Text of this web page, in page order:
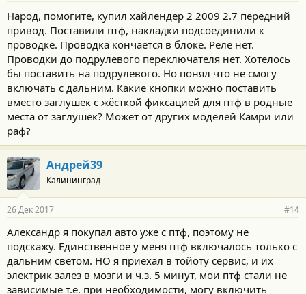
Народ, помогите, купил хайлендер 2 2009 2.7 передний
привод. Поставили птф, накладки подсоединили к
проводке. Проводка кончается в блоке. Реле нет.
Проводки до подрулевого переключателя нет. Хотелось
бы поставить на подрулевого. Но понял что не смогу
включать с дальним. Какие кнопки можно поставить
вместо заглушек с жёсткой фиксацией для птф в родные
места от заглушек? Может от других моделей Камри или
раф?
Андрей39
Калининград
26 Дек 2017 #14
Александр я покупал авто уже с птф, поэтому не
подскажу. Единственное у меня птф включалось только с
дальним светом. НО я приехал в тойоту сервис, и их
электрик залез в мозги и ч.з. 5 минут, мои птф стали не
зависимые т.е. при необходимости, могу включить